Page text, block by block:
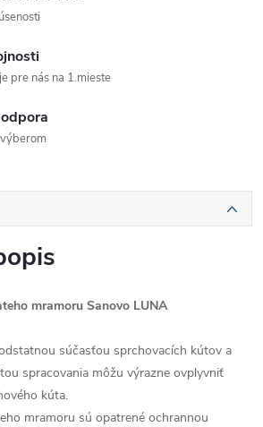
pre nás na 1.mieste
mramoru Sanovo LUNA
súčasťou sprchovacích kútov a
spracovania môžu výrazne ovplyvniť
kúta.
mramoru sú opatrené ochrannou